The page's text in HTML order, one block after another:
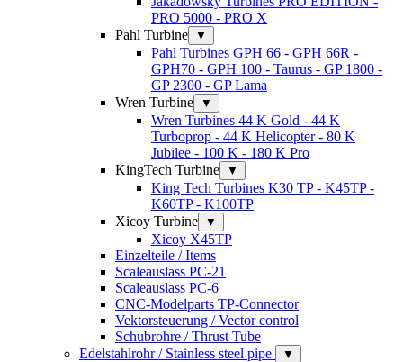
PRO 5000 - PRO X
Pahl Turbine
▼
Pahl Turbines GPH 66 - GPH 66R -
GPH70 - GPH 100 - Taurus - GP 1800 -
GP 2300 - GP Lama
Wren Turbine
▼
Wren Turbines 44 K Gold - 44 K
Turboprop - 44 K Helicopter - 80 K
Jubilee - 100 K - 180 K Pro
KingTech Turbine
▼
King Tech Turbines K30 TP - K45TP -
K60TP - K100TP
Xicoy Turbine
▼
Xicoy X45TP
Einzelteile / Items
Scaleauslass PC-21
Scaleauslass PC-6
CNC-Modelparts TP-Connector
Vektorsteuerung / Vector control
Schubrohre / Thrust Tube
Edelstahlrohr / Stainless steel pipe
▼